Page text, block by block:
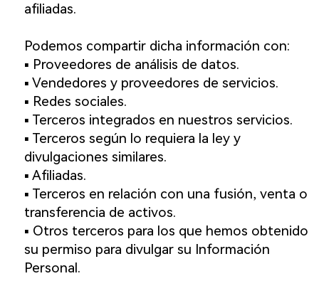
afiliadas.
Podemos compartir dicha información con:
▪️ Proveedores de análisis de datos.
▪️ Vendedores y proveedores de servicios.
▪️ Redes sociales.
▪️ Terceros integrados en nuestros servicios.
▪️ Terceros según lo requiera la ley y
divulgaciones similares.
▪️ Afiliadas.
▪️ Terceros en relación con una fusión, venta o
transferencia de activos.
▪️ Otros terceros para los que hemos obtenido
su permiso para divulgar su Información
Personal.